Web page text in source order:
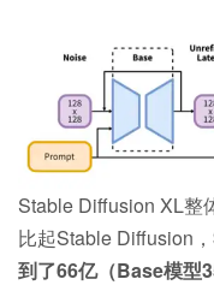
Stable Diffusion XL整
比起Stable Diffusion，
到了66亿（Base模型